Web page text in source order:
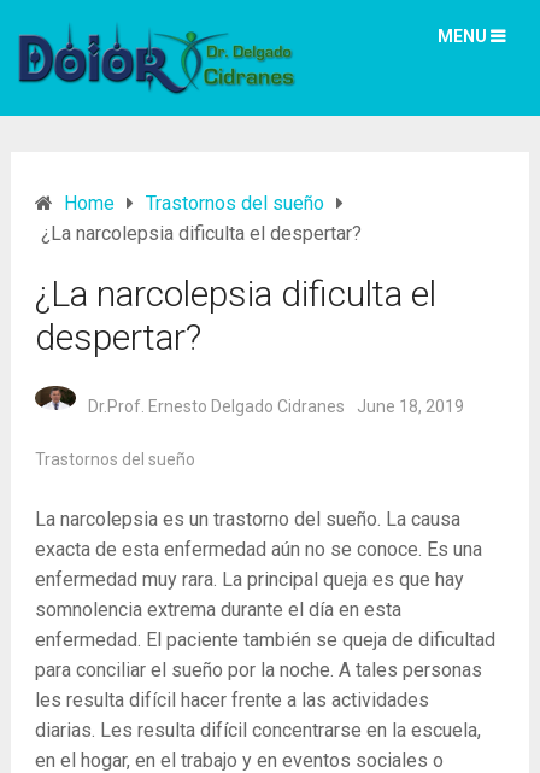
MENU
Home
Trastornos del sueño
¿La narcolepsia dificulta el despertar?
¿La narcolepsia dificulta el
despertar?
Dr.Prof. Ernesto Delgado Cidranes June 18, 2019
Trastornos del sueño
La narcolepsia es un trastorno del sueño. La causa
exacta de esta enfermedad aún no se conoce. Es una
enfermedad muy rara. La principal queja es que hay
somnolencia extrema durante el día en esta
enfermedad. El paciente también se queja de dificultad
para conciliar el sueño por la noche. A tales personas
les resulta difícil hacer frente a las actividades
diarias. Les resulta difícil concentrarse en la escuela,
en el hogar, en el trabajo y en eventos sociales o